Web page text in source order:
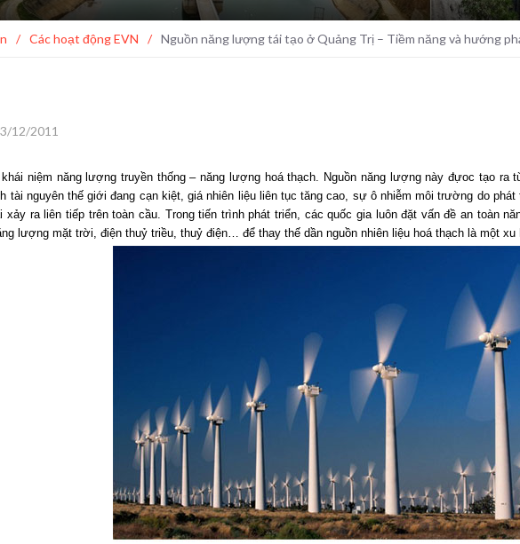
/ Các hoạt động EVN / Nguồn năng lượng tái tạo ở Quảng Trị – Tiềm năng và hướng
12/2011
niệm năng lượng truyền thống – năng lượng hoá thạch. Nguồn năng lượng này đựoc tạo ra
tài nguyên thế giới đang cạn kiệt, giá nhiên liệu liên tục tăng cao, sự ô nhiễm môi trường do
xảy ra liên tiếp trên toàn cầu. Trong tiến trình phát triển, các quốc gia luôn đặt vấn đề an toàn
lượng mặt trời, điện thuỷ triều, thuỷ điện… để thay thế dần nguồn nhiên liệu hoá thạch là một